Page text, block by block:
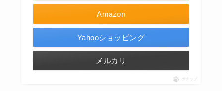
Amazon
Yahooショッピング
メルカリ
ポチップ